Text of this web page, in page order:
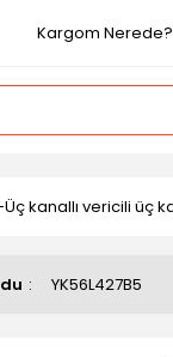
Kargom Nerede?
Üç kanallı vericili üç
YK56L427B5